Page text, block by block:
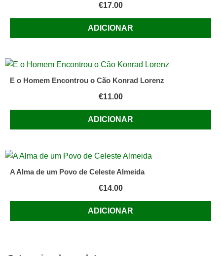
€17.00
ADICIONAR
E o Homem Encontrou o Cão Konrad Lorenz
€11.00
ADICIONAR
A Alma de um Povo de Celeste Almeida
€14.00
ADICIONAR